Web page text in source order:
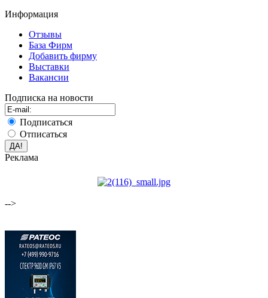
Информация
Отзывы
База Фирм
Добавить фирму
Выставки
Вакансии
Подписка на новости
Подписаться
Отписаться
Реклама
-->